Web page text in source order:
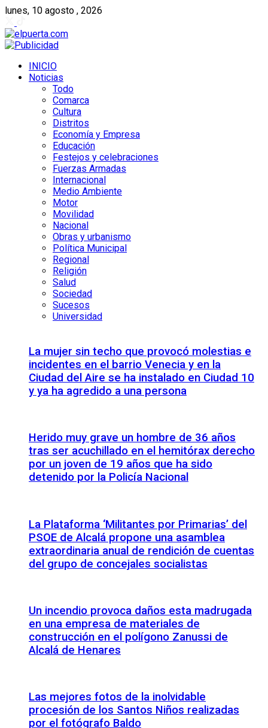
lunes, 10 agosto , 2026
INICIO
Noticias
Todo
Comarca
Cultura
Distritos
Economía y Empresa
Educación
Festejos y celebraciones
Fuerzas Armadas
Internacional
Medio Ambiente
Motor
Movilidad
Nacional
Obras y urbanismo
Política Municipal
Regional
Religión
Salud
Sociedad
Sucesos
Universidad
La mujer sin techo que provocó molestias e
incidentes en el barrio Venecia y en la
Ciudad del Aire se ha instalado en Ciudad 10
y ya ha agredido a una persona
Herido muy grave un hombre de 36 años
tras ser acuchillado en el hemitórax derecho
por un joven de 19 años que ha sido
detenido por la Policía Nacional
La Plataforma ‘Militantes por Primarias’ del
PSOE de Alcalá propone una asamblea
extraordinaria anual de rendición de cuentas
del grupo de concejales socialistas
Un incendio provoca daños esta madrugada
en una empresa de materiales de
construcción en el polígono Zanussi de
Alcalá de Henares
Las mejores fotos de la inolvidable
procesión de los Santos Niños realizadas
por el fotógrafo Baldo